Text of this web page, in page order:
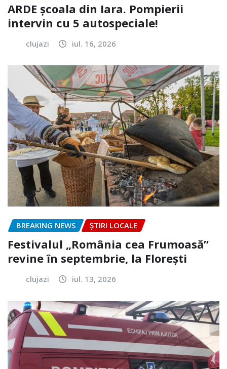
ARDE școala din Iara. Pompierii
intervin cu 5 autospeciale!
clujazi iul. 16, 2026
BREAKING NEWS ȘTIRI LOCALE
Festivalul „România cea Frumoasă”
revine în septembrie, la Florești
clujazi iul. 13, 2026